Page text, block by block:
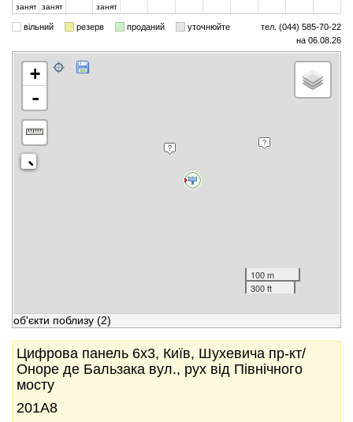
занят занят занят
вільний резерв проданий уточнюйте
тел. (044) 585-70-22
на 06.08.26
+
-
100 m
300 ft
об'єкти поблизу (2)
Цифрова панель 6x3, Київ, Шухевича пр-кт/
Оноре де Бальзака вул., рух від Північного
мосту
201А8